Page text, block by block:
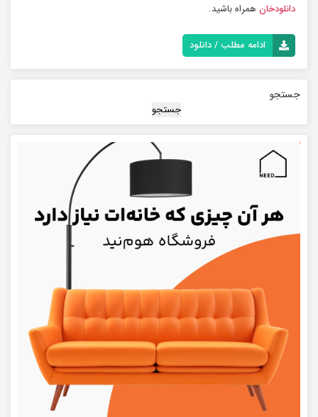
دانلودخان همراه باشید.
ادامه مطلب / دانلود
جستجو
جستجو